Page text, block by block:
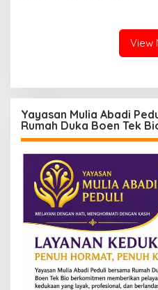
View
Yayasan Mulia Abadi
Rumah Duka Boen Tek